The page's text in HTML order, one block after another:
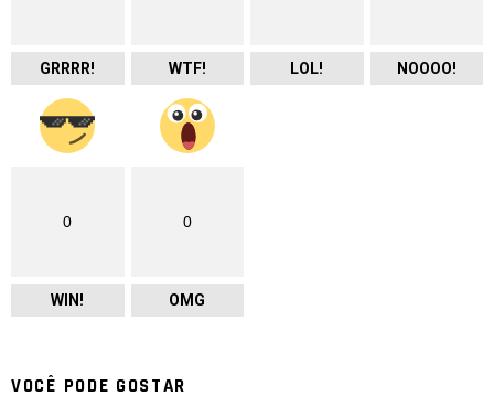
GRRRR! WTF! LOL! NOOOO!
0
WIN!
0
OMG
VOCÊ PODE GOSTAR